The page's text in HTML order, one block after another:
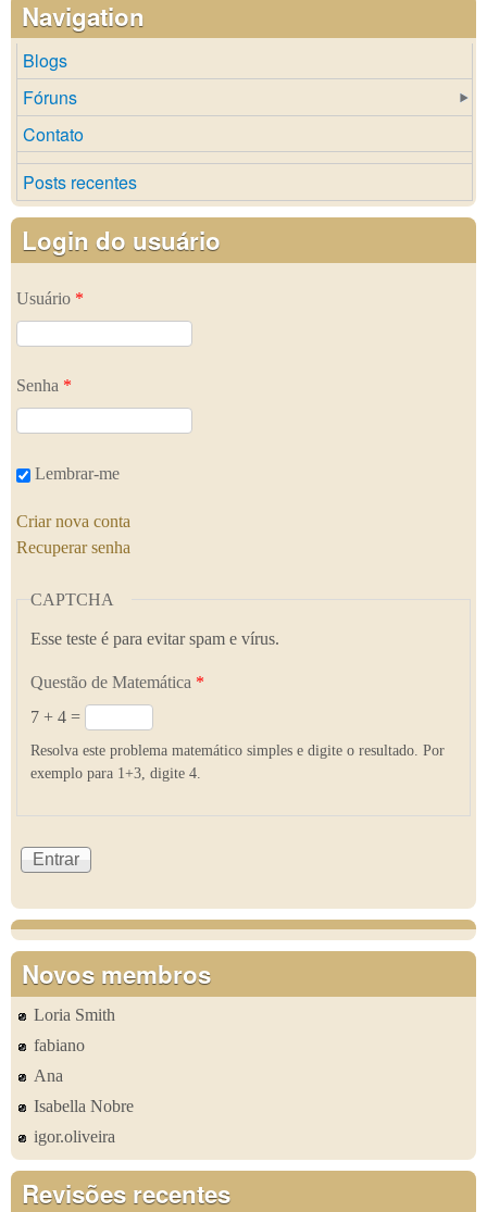
Navigation
Blogs
Fóruns
Contato
Posts recentes
Login do usuário
Usuário *
Senha *
Lembrar-me
Criar nova conta
Recuperar senha
CAPTCHA
Esse teste é para evitar spam e vírus.
Questão de Matemática *
7 + 4 =
Resolva este problema matemático simples e digite o resultado. Por
exemplo para 1+3, digite 4.
Novos membros
Loria Smith
fabiano
Ana
Isabella Nobre
igor.oliveira
Revisões recentes